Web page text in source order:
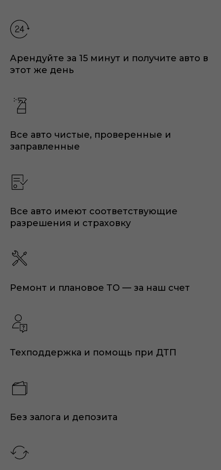
Арендуйте за 15 минут и получите авто в
этот же день
Все авто чистые, проверенные и
заправленные
Все авто имеют соответствующие
разрешения и страховку
Ремонт и плановое ТО — за наш счет
Техподдержка и помощь при ДТП
Без залога и депозита